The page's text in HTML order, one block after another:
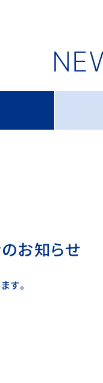
お知らせ
す。